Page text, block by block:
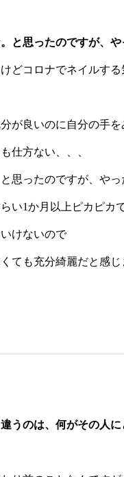
と思ったのですが、
どコロナでネイルす
が良いのに 自分の手を
仕方ない、、、
思ったのですが、や
い1か月以上ピカピカ
けないので
ても充分綺麗だと感じ
違うのは、何がその人